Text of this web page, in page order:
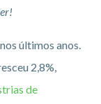
últimos anos.
2,8%,
de